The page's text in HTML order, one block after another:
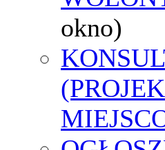
okno)